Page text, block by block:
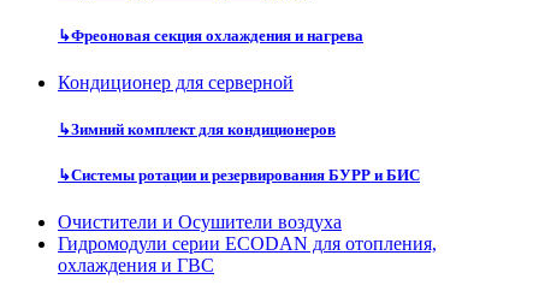
↳Фреоновая секция охлаждения и нагрева
Кондиционер для серверной
↳Зимний комплект для кондиционеров
↳Системы ротации и резервирования БУРР и БИС
Очистители и Осушители воздуха
Гидромодули серии ECODAN для отопления,
охлаждения и ГВС